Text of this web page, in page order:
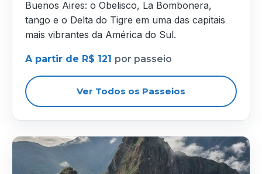
Buenos Aires: o Obelisco, La Bombonera,
tango e o Delta do Tigre em uma das capitais
mais vibrantes da América do Sul.
A partir de R$ 121 por passeio
Ver Todos os Passeios